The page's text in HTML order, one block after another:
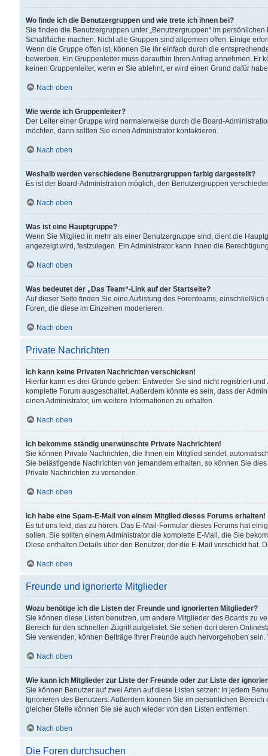
Wo finde ich die Benutzergruppen und wie trete ich ihnen bei?
Sie finden die Benutzergruppen unter „Benutzergruppen“ im
Schaltfläche machen. Nicht alle Gruppen sind allgemein offen. Einige
Wenn die Gruppe offen ist, können Sie ihr einfach durch die
bewerben. Ein Gruppenleiter muss daraufhin Ihren Antrag annehmen.
keinen Gruppenleiter, wenn er Sie ablehnt, er wird einen Grund dafür
Nach oben
Wie werde ich Gruppenleiter?
Der Leiter einer Gruppe wird normalerweise durch die Board-
möchten, dann sollten Sie einen Administrator kontaktieren.
Nach oben
Weshalb werden verschiedene Benutzergruppen farbig dargestellt?
Es ist der Board-Administration möglich, den Benutzergruppen
Nach oben
Was ist eine Hauptgruppe?
Wenn Sie Mitglied in mehr als einer Benutzergruppe sind, dient die
angezeigt wird, festzulegen. Ein Administrator kann Ihnen die
Nach oben
Was bedeutet der „Das Team“-Link auf der Startseite?
Auf dieser Seite finden Sie eine Auflistung des Forenteams,
Foren, die diese im Einzelnen moderieren.
Nach oben
Private Nachrichten
Ich kann keine Privaten Nachrichten verschicken!
Hierfür kann es drei Gründe geben: Entweder Sie sind nicht registriert
komplette Forum ausgeschaltet. Außerdem könnte es sein, dass der
einen Administrator, um weitere Informationen zu erhalten.
Nach oben
Ich bekomme ständig unerwünschte Private Nachrichten!
Sie können Private Nachrichten, die Ihnen ein Mitglied sendet,
Sie belästigende Nachrichten von jemandem erhalten, so können Sie
Private Nachrichten zu versenden.
Nach oben
Ich habe eine Spam-E-Mail von einem Mitglied dieses Forums erhalten!
Es tut uns leid, das zu hören. Das E-Mail-Formular dieses Forums hat
sollen. Sie sollten einem Administrator die komplette E-Mail, die Sie
Diese enthalten Details über den Benutzer, der die E-Mail verschickt hat.
Nach oben
Freunde und ignorierte Mitglieder
Wozu benötige ich die Listen der Freunde und ignorierten Mitglieder?
Sie können diese Listen benutzen, um andere Mitglieder des Boards zu
Bereich für den schnellen Zugriff aufgelistet. Sie sehen dort deren
Sie verwenden, können Beiträge Ihrer Freunde auch hervorgehoben
Nach oben
Wie kann ich Mitglieder zur Liste der Freunde oder zur Liste der
Sie können Benutzer auf zwei Arten auf diese Listen setzen: In jedem
Ignorieren des Benutzers. Außerdem können Sie im persönlichen
gleicher Stelle können Sie sie auch wieder von den Listen entfernen.
Nach oben
Die Foren durchsuchen